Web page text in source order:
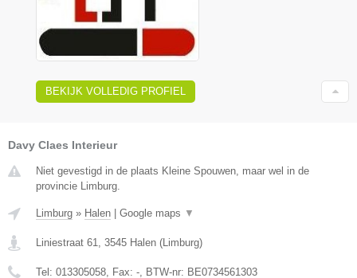
BEKIJK VOLLEDIG PROFIEL
Davy Claes Interieur
Niet gevestigd in de plaats Kleine Spouwen, maar wel in de
provincie Limburg.
Limburg » Halen | Google maps ▼
Liniestraat 61 3545 Halen (Limburg)
Tel: 013305058 , Fax: - , BTW-nr: BE0734561303